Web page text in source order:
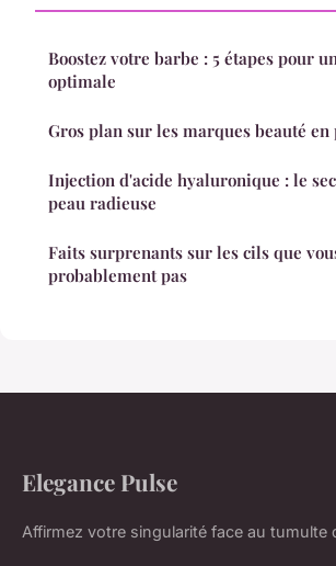
Boostez votre barbe : 5 étapes pour
optimale
Gros plan sur les marques beauté en
Injection d'acide hyaluronique : le
peau radieuse
Faits surprenants sur les cils que
probablement pas
Elegance Pulse
Affirmez votre singularité face au tumulte